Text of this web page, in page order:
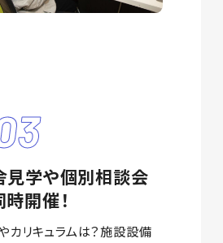
見学や個別相談会
開催！
カリキュラムは？施設設備